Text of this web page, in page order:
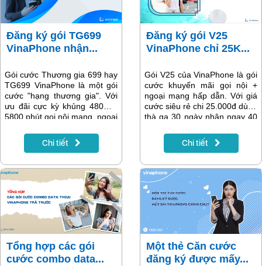
Đăng ký gói TG699
VinaPhone nhận...
Gói cước Thương gia 699 hay
TG699 VinaPhone là một gói
cước "hạng thương gia". Với
ưu đãi cực kỳ khủng 480GB,
5800 phút gọi nội mạng, ngoại
những ưu đãi này của gói
TG699, các thuê bao Vina cần
khoản phí là 699.000đ/ tháng.
Tham gia ngay gói Thương
gia 699 VinaPhone ngay hôm
nay, để cùng tận hưởng ưu
đãi cùng Vinaphone nhé!
Chi tiết
Đăng ký gói V25
VinaPhone chỉ 25K...
Gói V25 của VinaPhone là gói
cước khuyến mãi gọi nội +
ngoại mạng hấp dẫn. Với giá
cước siêu rẻ chi 25.000đ dùng
thà ga 30 ngày nhận ngay 40
trong nước. Để đăng ký gói
V25 Vina bạn hãy làm theo
nhé.
Chi tiết
Tổng hợp các gói
cước combo data...
Một thẻ Căn cước
đăng ký được mấy...